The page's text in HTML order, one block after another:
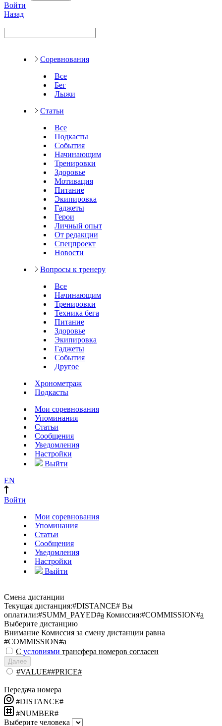
Войти
Назад
Соревнования
Все
Бег
Лыжи
Статьи
Все
Подкасты
События
Начинающим
Тренировки
Здоровье
Мотивация
Питание
Экипировка
Гаджеты
Герои
Личный опыт
От редакции
Спецпроект
Новости
Вопросы к тренеру
Все
Начинающим
Тренировки
Техника бега
Питание
Здоровье
Экипировка
Гаджеты
События
Другое
Хронометраж
Подкасты
Мои соревнования
Упоминания
Статьи
Сообщения
Уведомления
Настройки
Выйти
EN
Войти
Мои соревнования
Упоминания
Статьи
Сообщения
Уведомления
Настройки
Выйти
Смена дистанции
Текущая дистанция:#DISTANCE# Вы
оплатили:#SUMM_PAYED#a Комиссия:#COMMISSION#a
Выберите дистанцию
Внимание Комиссия за смену дистанции равна
#COMMISSION#a
С условиями трансфера номеров согласен
Далее
#VALUE##PRICE#
Передача номера
#DISTANCE#
#NUMBER#
Выберите человека